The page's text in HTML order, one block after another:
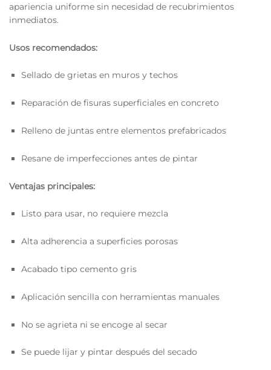
apariencia uniforme sin necesidad de recubrimientos
inmediatos.
Usos recomendados:
Sellado de grietas en muros y techos
Reparación de fisuras superficiales en concreto
Relleno de juntas entre elementos prefabricados
Resane de imperfecciones antes de pintar
Ventajas principales:
Listo para usar, no requiere mezcla
Alta adherencia a superficies porosas
Acabado tipo cemento gris
Aplicación sencilla con herramientas manuales
No se agrieta ni se encoge al secar
Se puede lijar y pintar después del secado